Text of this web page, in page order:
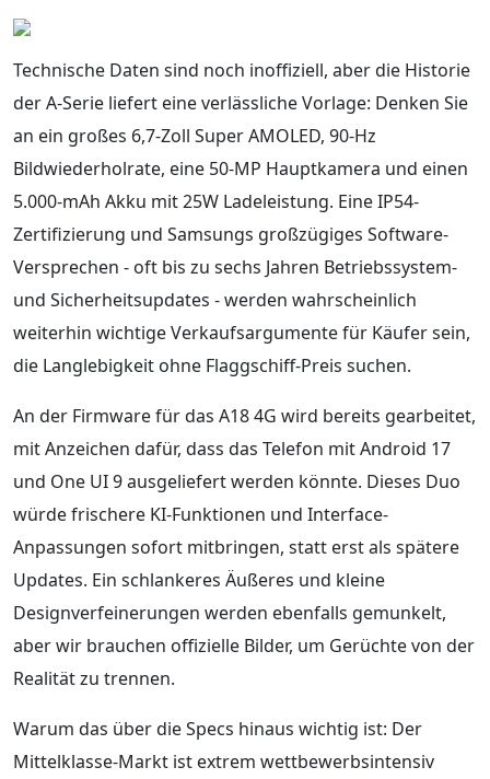
Technische Daten sind noch inoffiziell, aber die Historie
der A-Serie liefert eine verlässliche Vorlage: Denken Sie
an ein großes 6,7-Zoll Super AMOLED, 90-Hz
Bildwiederholrate, eine 50-MP Hauptkamera und einen
5.000-mAh Akku mit 25W Ladeleistung. Eine IP54-
Zertifizierung und Samsungs großzügiges Software-
Versprechen - oft bis zu sechs Jahren Betriebssystem-
und Sicherheitsupdates - werden wahrscheinlich
weiterhin wichtige Verkaufsargumente für Käufer sein,
die Langlebigkeit ohne Flaggschiff-Preis suchen.
An der Firmware für das A18 4G wird bereits gearbeitet,
mit Anzeichen dafür, dass das Telefon mit Android 17
und One UI 9 ausgeliefert werden könnte. Dieses Duo
würde frischere KI-Funktionen und Interface-
Anpassungen sofort mitbringen, statt erst als spätere
Updates. Ein schlankeres Äußeres und kleine
Designverfeinerungen werden ebenfalls gemunkelt,
aber wir brauchen offizielle Bilder, um Gerüchte von der
Realität zu trennen.
Warum das über die Specs hinaus wichtig ist: Der
Mittelklasse-Markt ist extrem wettbewerbsintensiv